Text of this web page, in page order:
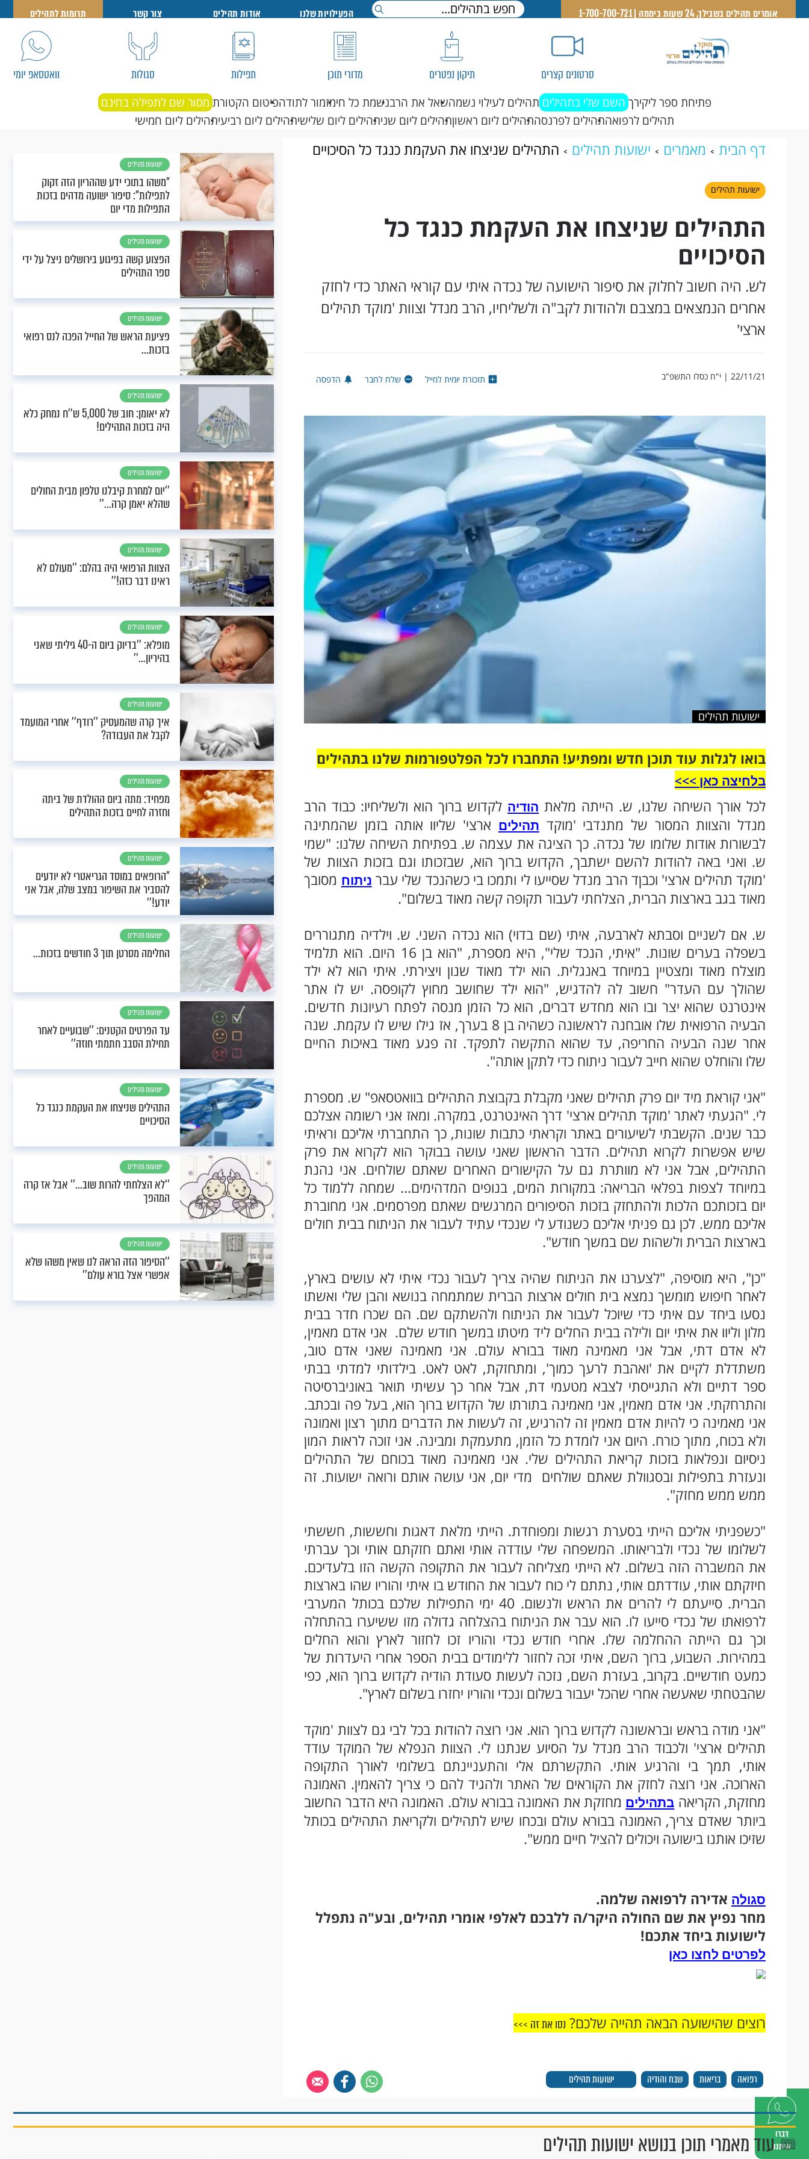
דברו
איתנו
אומרים תהילים בשבילך, 24 שעות ביממה | 1-700-700-721 הפעילויות שלנו אודות תהילים צור קשר תרומות לתהילים
סרטונים קצרים תיקון נפטרים מדורי תוכן תפילות סגולות וואטסאפ יומי
פתיחת ספר ליקירך השם שלי בתהילים תהילים לעילוי נשמהשאל את הרבנשמת כל חימזמור לתודהפיטום הקטורת מסור שם לתפילה בחינם
תהילים לרפואהתהילים לפרנסהתהילים ליום ראשוןתהילים ליום שניתהילים ליום שלישיתהילים ליום רביעיתהילים ליום חמישי
דף הבית מאמרים ישועות תהילים התהילים שניצחו את העקמת כנגד כל הסיכויים
ישועות תהילים
התהילים שניצחו את העקמת כנגד כל
הסיכויים
לש. היה חשוב לחלוק את סיפור הישועה של נכדה איתי עם קוראי האתר כדי לחזק
אחרים הנמצאים במצבם ולהודות לקב"ה ולשליחיו, הרב מנדל וצוות 'מוקד תהילים
ארצי'
22/11/21 | י"ח כסלו התשפ"ב תזכורת יומית למייל שלח לחבר הדפסה
ישועות תהילים
בואו לגלות עוד תוכן חדש ומפתיע! התחברו לכל הפלטפורמות שלנו בתהילים
בלחיצה כאן >>>​
לכל אורך השיחה שלנו, ש. הייתה מלאת הודיה לקדוש ברוך הוא ולשליחיו: כבוד הרב
מנדל והצוות המסור של מתנדבי 'מוקד תהילים ארצי' שליוו אותה בזמן שהמתינה
לבשורות אודות שלומו של נכדה. כך הציגה את עצמה ש. בפתיחת השיחה שלנו: "שמי
ש. ואני באה להודות להשם ישתבך, הקדוש ברוך הוא, שבזכותו וגם בזכות הצוות של
'מוקד תהילים ארצי' וכבןד הרב מנדל שסייעו לי ותמכו בי כשהנכד שלי עבר ניתוח מסובך
מאוד בגב בארצות הברית, הצלחתי לעבור תקופה קשה מאוד בשלום".
ש. אם לשניים וסבתא לארבעה, איתי (שם בדוי) הוא נכדה השני. ש. וילדיה מתגוררים
בשפלה בערים שונות. "איתי, הנכד שלי", היא מספרת, "הוא בן 16 היום. הוא תלמיד
מוצלח מאוד ומצטיין במיוחד באנגלית. הוא ילד מאוד שנון ויצירתי. איתי הוא לא ילד
שהולך עם העדר" חשוב לה להדגיש, "הוא ילד שחושב מחוץ לקופסה. יש לו אתר
אינטרנט שהוא יצר ובו הוא מחדש דברים, הוא כל הזמן מנסה לפתח רעיונות חדשים.
הבעיה הרפואית שלו אובחנה לראשונה כשהיה בן 8 בערך, אז גילו שיש לו עקמת. שנה
אחר שנה הבעיה החריפה, עד שהוא התקשה לתפקד. זה פגע מאוד באיכות החיים
שלו והוחלט שהוא חייב לעבור ניתוח כדי לתקן אותה".
"אני קוראת מיד יום פרק תהילים שאני מקבלת בקבוצת התהילים בוואטסאפ" ש. מספרת
לי. "הגעתי לאתר 'מוקד תהילים ארצי' דרך האינטרנט, במקרה. ומאז אני רשומה אצלכם
כבר שנים. הקשבתי לשיעורים באתר וקראתי כתבות שונות, כך התחברתי אליכם וראיתי
שיש אפשרות לקרוא תהילים. הדבר הראשון שאני עושה בבוקר הוא לקרוא את פרק
התהילים, אבל אני לא מוותרת גם על הקישורים האחרים שאתם שולחים. אני נהנת
במיוחד לצפות בפלאי הבריאה: במקורות המים, בנופים המדהימים... שמחה ללמוד כל
יום בזכותכם הלכות ולהתחזק בזכות הסיפורים המרגשים שאתם מפרסמים. אני מחוברת
אליכם ממש. לכן גם פניתי אליכם כשנודע לי שנכדי עתיד לעבור את הניתוח בבית חולים
בארצות הברית ולשהות שם במשך חודש".
"כן", היא מוסיפה, "לצערנו את הניתוח שהיה צריך לעבור נכדי איתי לא עושים בארץ,
לאחר חיפוש מומשך נמצא בית חולים ארצות הברית שמתמחה בנושא והבן שלי ואשתו
נסעו ביחד עם איתי כדי שיוכל לעבור את הניתוח ולהשתקם שם. הם שכרו חדר בבית
מלון וליוו את איתי יום ולילה בבית החלים ליד מיטתו במשך חודש שלם. אני אדם מאמין,
לא אדם דתי, אבל אני מאמינה מאוד בבורא עולם. אני מאמינה שאני אדם טוב,
משתדלת לקיים את 'ואהבת לרעך כמוך', ומתחזקת, לאט לאט. בילדותי למדתי בבתי
ספר דתיים ולא התגייסתי לצבא מטעמי דת, אבל אחר כך עשיתי תואר באוניברסיטה
והתרחקתי. אני אדם מאמין, אני מאמינה בתורתו של הקדוש ברוך הוא, בעל פה ובכתב.
אני מאמינה כי להיות אדם מאמין זה להרגיש, זה לעשות את הדברים מתוך רצון ואמונה
ולא בכוח, מתוך כורח. היום אני לומדת כל הזמן, מתעמקת ומבינה. אני זוכה לראות המון
ניסיום ונפלאות בזכות קריאת התהילים שלי. אני מאמינה מאוד בכוחם של התהילים
ונעזרת בתפילות ובסגוולת שאתם שולחים מדי יום, אני עושה אותם ורואה ישועות. זה
ממש ממש מחזק".
"כשפניתי אליכם הייתי בסערת רגשות ומפוחדת. הייתי מלאת דאגות וחששות, חששתי
לשלומו של נכדי ולבריאותו. המשפחה שלי עודדה אותי ואתם חזקתם אותי וכך עברתי
את המשברה הזה בשלום. לא הייתי מצליחה לעבור את התקופה הקשה הזו בלעדיכם.
חיזקתם אותי, עודדתם אותי, נתתם לי כוח לעבור את החודש בו איתי והוריו שהו בארצות
הברית. סייעתם לי להרים את הראש ולנשום. 40 ימי התפילות שלכם בכותל המערבי
לרפואתו של נכדי סייעו לו. הוא עבר את הניתוח בהצלחה גדולה מזו ששיערו בהתחלה
וכך גם הייתה ההחלמה שלו. אחרי חודש נכדי והוריו זכו לחזור לארץ והוא החלים
במהירות. השבוע, ברוך השם, איתי זכה לחזור ללימודים בבית הספר אחרי היעדרות של
כמעט חודשיים. בקרוב, בעזרת השם, נזכה לעשות סעודת הודיה לקדוש ברוך הוא, כפי
שהבטחתי שאעשה אחרי שהכל יעבור בשלום ונכדי והוריו יחזרו בשלום לארץ".
"אני מודה בראש ובראשונה לקדוש ברוך הוא. אני רוצה להודות בכל לבי גם לצוות 'מוקד
תהילים ארצי' ולכבוד הרב מנדל על הסיוע שנתנו לי. הצוות הנפלא של המוקד עודד
אותי, תמך בי והרגיע אותי. התקשרתם אלי והתעניינתם בשלומי לאורך התקופה
הארוכה. אני רוצה לחזק את הקוראים של האתר ולהגיד להם כי צריך להאמין. האמונה
מחזקת, הקריאה בתהילים מחזקת את האמונה בבורא עולם. האמונה היא הדבר החשוב
ביותר שאדם צריך, האמונה בבורא עולם ובכחו שיש לתהילים ולקריאת התהילים בכותל
שזיכו אותנו בישועה ויכולים להציל חיים ממש".
סגולה אדירה לרפואה שלמה.
מחר נפיץ את שם החולה היקר/ה ללבכם לאלפי אומרי תהילים, ובע"ה נתפלל
לישועות ביחד אתכם!
לפרטים לחצו כאן
רפואה בריאות שבח והודיה ישועות תהילים
רוצים שהישועה הבאה תהייה שלכם? נסו את זה >>>
ישועות תהילים
"משהו בתוכי ידע שההריון הזה זקוק
לתפילות": סיפור ישועה מדהים בזכות
התפילות מדי יום
ישועות תהילים
הפצוע קשה בפיגוע בירושלים ניצל על ידי
ספר התהילים
ישועות תהילים
פציעת הראש של החייל הפכה לנס רפואי
בזכות...
ישועות תהילים
לא יאומן: חוב של 5,000 ש''ח נמחק כלא
היה בזכות התהילים!
ישועות תהילים
''יום למחרת קיבלנו טלפון מבית החולים
שהלא יאמן קרה...''
ישועות תהילים
הצוות הרפואי היה בהלם: ''מעולם לא
ראינו דבר כזה!''
ישועות תהילים
מופלא: ''בדיוק ביום ה-40 גיליתי שאני
בהיריון...''
ישועות תהילים
איך קרה שהמעסיק ''רודף'' אחרי המועמד
לקבל את העבודה?
ישועות תהילים
מפחיד: מתה ביום ההולדת של ביתה
וחזרה לחיים בזכות התהילים
ישועות תהילים
"הרופאים במוסד הגריאטרי לא יודעים
להסביר את השיפור במצב שלה, אבל אני
יודע!''
ישועות תהילים
החלימה מסרטן תוך 3 חודשים בזכות...
ישועות תהילים
עד הפרטים הקטנים: ''שבועיים לאחר
תחילת הסבב חתמתי חוזה''
ישועות תהילים
התהילים שניצחו את העקמת כנגד כל
הסיכויים
ישועות תהילים
''לא הצלחתי להרות שוב...'' אבל אז קרה
המהפך
ישועות תהילים
''הסיפור הזה הראה לנו שאין משהו שלא
אפשרי אצל בורא עולם''
עוד מאמרי תוכן בנושא ישועות תהילים